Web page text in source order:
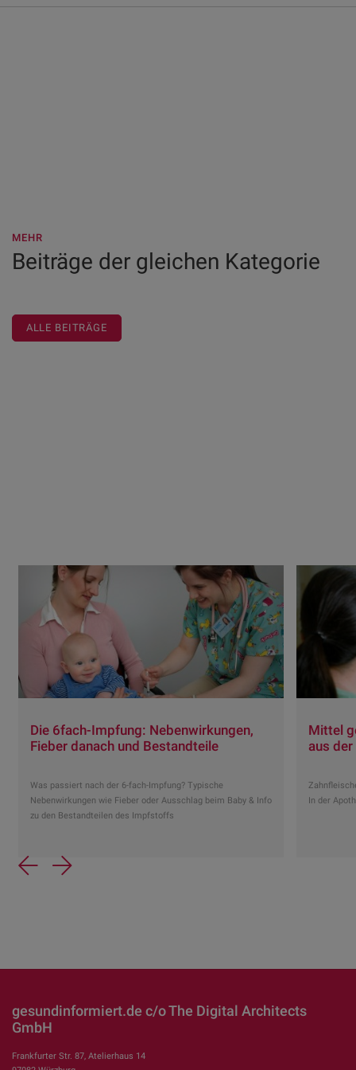
MEHR
Beiträge der gleichen Kategorie
ALLE BEITRÄGE
Die 6fach-Impfung: Nebenwirkungen,
Fieber danach und Bestandteile
Was passiert nach der 6-fach-Impfung? Typische
Nebenwirkungen wie Fieber oder Ausschlag beim Baby & Info
zu den Bestandteilen des Impfstoffs
Mittel
aus
In der
Previous
Next
gesundinformiert.de c/o The Digital Architects
GmbH
Frankfurter Str. 87, Atelierhaus 14